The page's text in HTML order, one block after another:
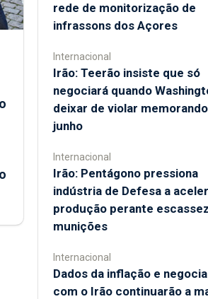
rede de monitorização de
infrassons dos Açores
Internacional
Irão: Teerão insiste que só
negociará quando
deixar de violar
junho
Internacional
Irão: Pentágono pressiona
indústria de Defesa a
produção perante
munições
Internacional
Dados da inflação e
com o Irão continuarão a